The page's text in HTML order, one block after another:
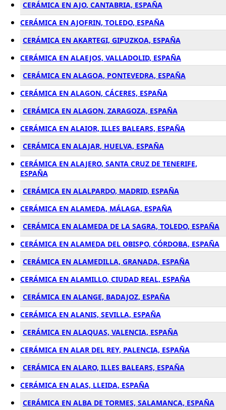
CERÁMICA EN AJO, CANTABRIA, ESPAÑA
CERÁMICA EN AJOFRIN, TOLEDO, ESPAÑA
CERÁMICA EN AKARTEGI, GIPUZKOA, ESPAÑA
CERÁMICA EN ALAEJOS, VALLADOLID, ESPAÑA
CERÁMICA EN ALAGOA, PONTEVEDRA, ESPAÑA
CERÁMICA EN ALAGON, CÁCERES, ESPAÑA
CERÁMICA EN ALAGON, ZARAGOZA, ESPAÑA
CERÁMICA EN ALAIOR, ILLES BALEARS, ESPAÑA
CERÁMICA EN ALAJAR, HUELVA, ESPAÑA
CERÁMICA EN ALAJERO, SANTA CRUZ DE TENERIFE,
ESPAÑA
CERÁMICA EN ALALPARDO, MADRID, ESPAÑA
CERÁMICA EN ALAMEDA, MÁLAGA, ESPAÑA
CERÁMICA EN ALAMEDA DE LA SAGRA, TOLEDO, ESPAÑA
CERÁMICA EN ALAMEDA DEL OBISPO, CÓRDOBA, ESPAÑA
CERÁMICA EN ALAMEDILLA, GRANADA, ESPAÑA
CERÁMICA EN ALAMILLO, CIUDAD REAL, ESPAÑA
CERÁMICA EN ALANGE, BADAJOZ, ESPAÑA
CERÁMICA EN ALANIS, SEVILLA, ESPAÑA
CERÁMICA EN ALAQUAS, VALENCIA, ESPAÑA
CERÁMICA EN ALAR DEL REY, PALENCIA, ESPAÑA
CERÁMICA EN ALARO, ILLES BALEARS, ESPAÑA
CERÁMICA EN ALAS, LLEIDA, ESPAÑA
CERÁMICA EN ALBA DE TORMES, SALAMANCA, ESPAÑA